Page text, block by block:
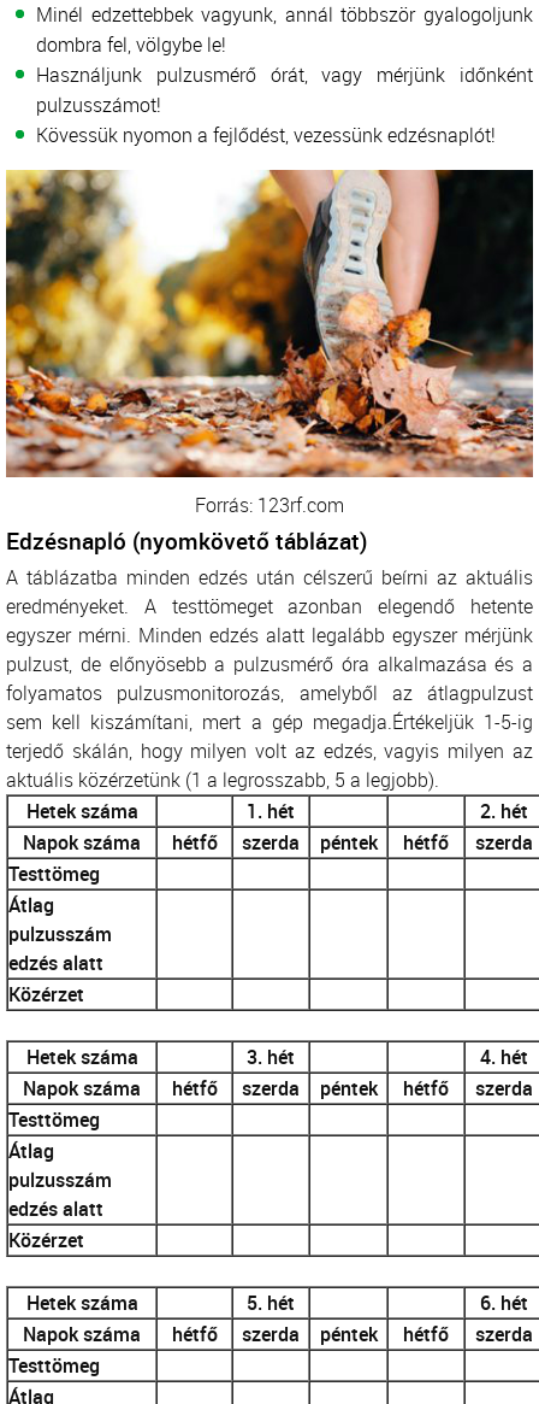
Minél edzettebbek vagyunk, annál többször gyalogoljunk
dombra fel, völgybe le!
Használjunk pulzusmérő órát, vagy mérjünk időnként
pulzusszámot!
Kövessük nyomon a fejlődést, vezessünk edzésnaplót!
Forrás: 123rf.com
Edzésnapló (nyomkövető táblázat)
A táblázatba minden edzés után célszerű beírni az aktuális
eredményeket. A testtömeget azonban elegendő hetente
egyszer mérni. Minden edzés alatt legalább egyszer mérjünk
pulzust, de előnyösebb a pulzusmérő óra alkalmazása és a
folyamatos pulzusmonitorozás, amelyből az átlagpulzust
sem kell kiszámítani, mert a gép megadja.Értékeljük 1-5-ig
terjedő skálán, hogy milyen volt az edzés, vagyis milyen az
aktuális közérzetünk (1 a legrosszabb, 5 a legjobb).
Hetek száma
1. hét
2. hét
Napok száma
hétfő szerda péntek hétfő
szerda
Testtömeg
Átlag
pulzusszám
edzés alatt
Közérzet
Hetek száma 3. hét
4. hét
Napok száma
hétfő szerda péntek hétfő
szerda
Testtömeg
Átlag
pulzusszám
edzés alatt
Közérzet
Hetek száma 5. hét
6. hét
Napok száma
hétfő szerda péntek hétfő
szerda
Testtömeg
Átlag